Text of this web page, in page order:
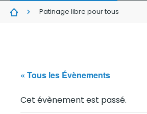
Patinage libre pour tous
« Tous les Évènements
Cet évènement est passé.